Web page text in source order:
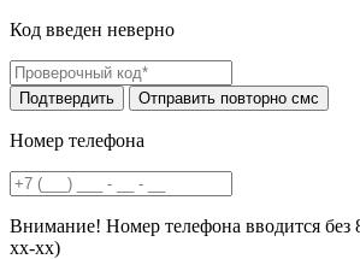
Код введен неверно
Номер телефона
Внимание! Номер телефона вводится
хх-хх)